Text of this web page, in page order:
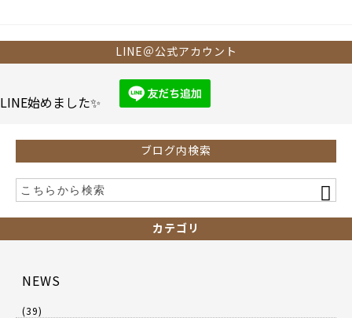
LINE＠公式アカウント
LINE始めました✨
ブログ内検索
カテゴリ
NEWS
(39)